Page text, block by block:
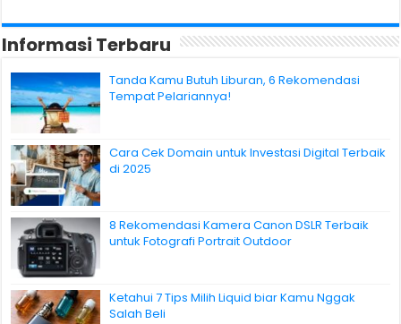
Informasi Terbaru
Tanda Kamu Butuh Liburan, 6 Rekomendasi
Tempat Pelariannya!
Cara Cek Domain untuk Investasi Digital Terbaik
di 2025
8 Rekomendasi Kamera Canon DSLR Terbaik
untuk Fotografi Portrait Outdoor
Ketahui 7 Tips Milih Liquid biar Kamu Nggak
Salah Beli